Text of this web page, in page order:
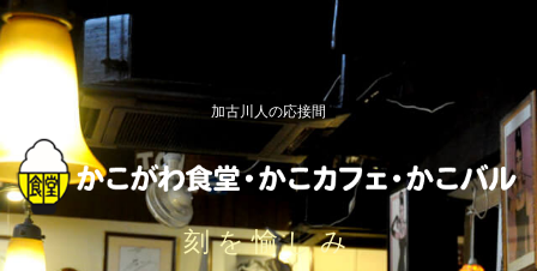
加古川人の応接間
刻を愉しみ